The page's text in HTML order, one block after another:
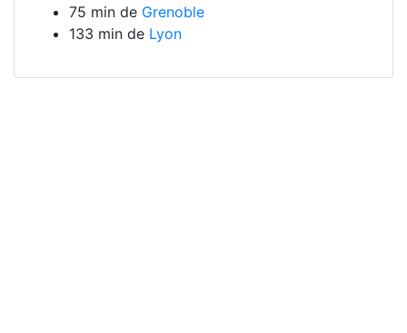
75 min de Grenoble
133 min de Lyon